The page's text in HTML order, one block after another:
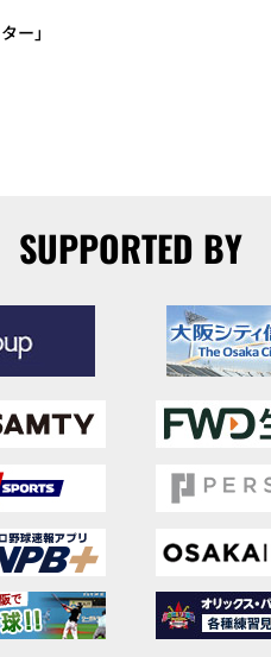
ー」
SUPPORTED BY